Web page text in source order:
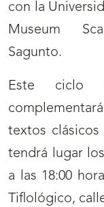
con la
Museum
Sagunto.
Este ciclo
textos
tendrá lugar
a las 18:00
Tiflológico,